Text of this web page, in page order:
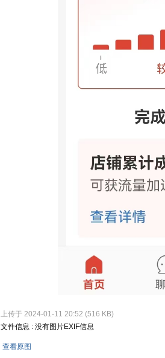
上传于 2024-01-11 20:52 (516 KB)
文件信息 : 没有图片EXIF信息
查看原图